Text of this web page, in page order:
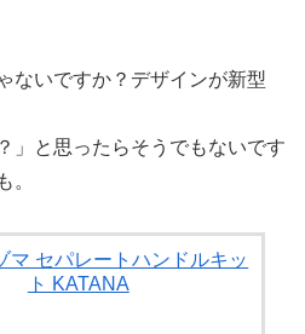
ないですか？デザインが新型
」と思ったらそうでもないです
。
マ セパレートハンドルキッ
ト KATANA